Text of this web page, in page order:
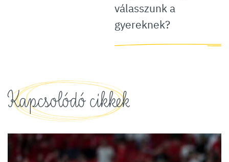
válasszunk a
gyereknek?
Kapcsolódó cikkek